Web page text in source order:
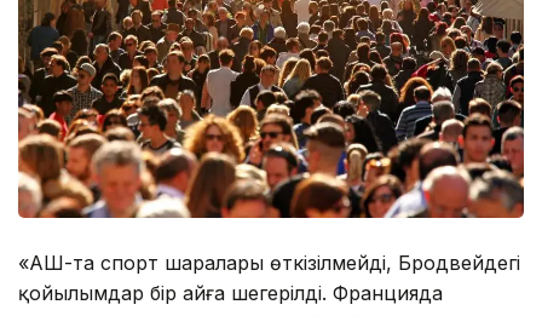
«АҚШ-та спорт шаралары өткізілмейді, Бродвейдегі
қойылымдар бір айға шегерілді. Францияда